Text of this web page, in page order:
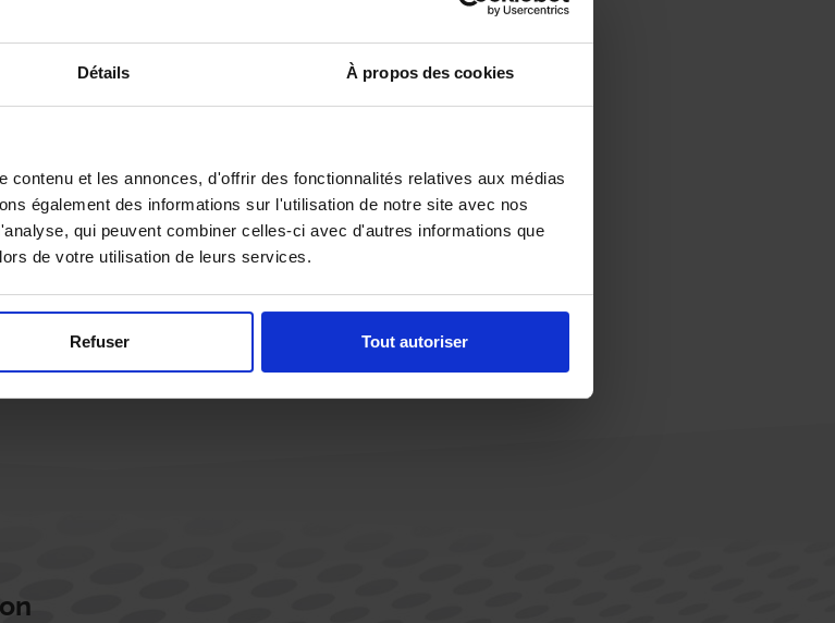
Détails À propos des cookies
contenu et les annonces, d'offrir des fonctionnalités relatives aux médias
également des informations sur l'utilisation de notre site avec nos
qui peuvent combiner celles-ci avec d'autres informations que
de votre utilisation de leurs services.
Refuser Tout autoriser
Une urgence ?
Vous souhaitez être